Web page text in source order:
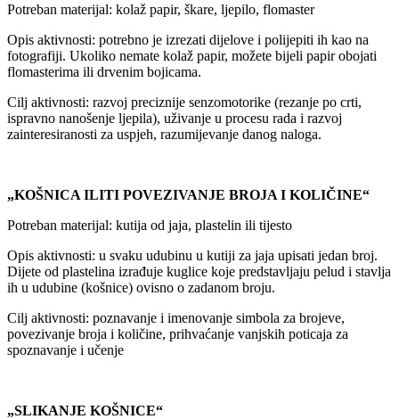
Potreban materijal: kolaž papir, škare, ljepilo, flomaster
Opis aktivnosti: potrebno je izrezati dijelove i polijepiti ih kao na
fotografiji. Ukoliko nemate kolaž papir, možete bijeli papir obojati
flomasterima ili drvenim bojicama.
Cilj aktivnosti: razvoj preciznije senzomotorike (rezanje po crti,
ispravno nanošenje ljepila), uživanje u procesu rada i razvoj
zainteresiranosti za uspjeh, razumijevanje danog naloga.
„KOŠNICA ILITI POVEZIVANJE BROJA I KOLIČINE“
Potreban materijal: kutija od jaja, plastelin ili tijesto
Opis aktivnosti: u svaku udubinu u kutiji za jaja upisati jedan broj.
Dijete od plastelina izrađuje kuglice koje predstavljaju pelud i stavlja
ih u udubine (košnice) ovisno o zadanom broju.
Cilj aktivnosti: poznavanje i imenovanje simbola za brojeve,
povezivanje broja i količine, prihvaćanje vanjskih poticaja za
spoznavanje i učenje
„SLIKANJE KOŠNICE“